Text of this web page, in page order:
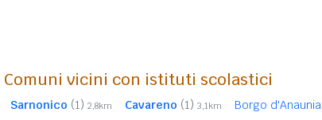
Comuni vicini con istituti scolastici
Sarnonico (1) 2,8km Cavareno (1) 3,1km Borgo d'Anaunia